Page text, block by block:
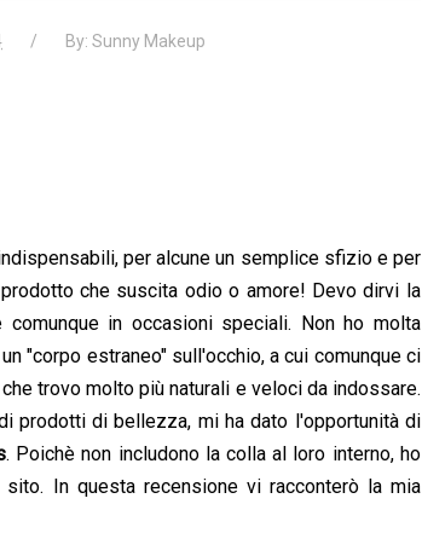
By:Sunny Makeup
per alcune un semplice sfizio e per
che suscita odio o amore! Devo dirvi la
in occasioni speciali. Non ho molta
"corpo estraneo" sull'occhio, a cui comunque ci
trovo molto più naturali e veloci da indossare.
prodotti di bellezza, mi ha dato l'opportunità di
. Poichè non includono la colla al loro interno, ho
In questa recensione vi racconterò la mia